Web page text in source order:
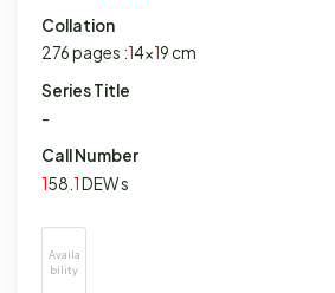
Collation
276 pages :14x19 cm
Series Title
-
Call Number
158. 1DEW s
Availa
bility